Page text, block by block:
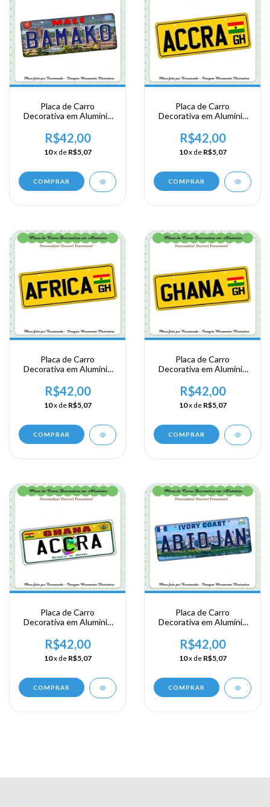
Placa de Carro
Decorativa em Alumínio
Viagem a Africa
Ocidental - Mali - Bamako
R$42,00
10x de R$5,07
COMPRAR
Placa de Carro
Decorativa em Alumínio
Viagem a Africa
Ocidental - Ghana -
Accra
R$42,00
10x de R$5,07
COMPRAR
Placa de Carro
Decorativa em Alumínio
Viagem a Africa
Ocidental - Ghana -
Africa
R$42,00
10x de R$5,07
COMPRAR
Placa de Carro
Decorativa em Alumínio
Viagem a Africa
Ocidental - Ghana
R$42,00
10x de R$5,07
COMPRAR
Placa de Carro
Decorativa em Alumínio
Viagem a Africa
Ocidental - Ghana -
Accra
R$42,00
10x de R$5,07
COMPRAR
Placa de Carro
Decorativa em Alumínio
Viagem a Africa
Ocidental - Abidjan
R$42,00
10x de R$5,07
COMPRAR